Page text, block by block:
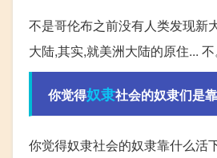
不是哥伦布之前没有人类发现新
大陆,其实,就美洲大陆的原住... 不
你觉得奴隶社会的奴隶们是
你觉得奴隶社会的奴隶靠什么活